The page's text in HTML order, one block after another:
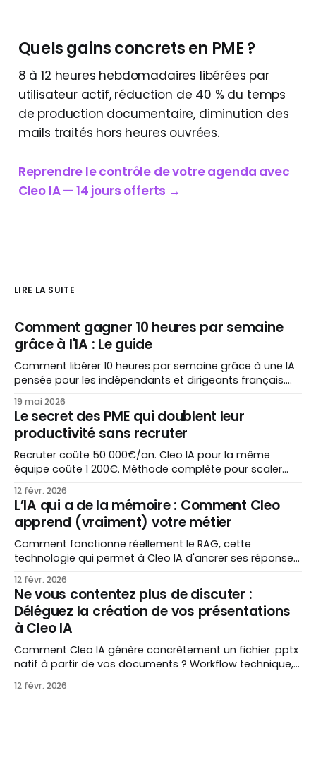
Quels gains concrets en PME ?
8 à 12 heures hebdomadaires libérées par
utilisateur actif, réduction de 40 % du temps
de production documentaire, diminution des
mails traités hors heures ouvrées.
Reprendre le contrôle de votre agenda avec
Cleo IA — 14 jours offerts →
LIRE LA SUITE
Comment gagner 10 heures par semaine
grâce à l'IA : Le guide
Comment libérer 10 heures par semaine grâce à une IA
pensée pour les indépendants et dirigeants français.
Gmail/Outlook/Drive, mythes démontés et FAQ
complète.
19 mai 2026
Le secret des PME qui doublent leur
productivité sans recruter
Recruter coûte 50 000€/an. Cleo IA pour la même
équipe coûte 1 200€. Méthode complète pour scaler
votre PME sans embauche : erreurs classiques, ROI
détaillé, cas concrets et 4 étapes.
12 févr. 2026
L’IA qui a de la mémoire : Comment Cleo
apprend (vraiment) votre métier
Comment fonctionne réellement le RAG, cette
technologie qui permet à Cleo IA d'ancrer ses réponses
dans vos propres documents ? Explications
pédagogiques, comparaison avec le fine-tuning, cas
d'usage par métier et garanties de sécurité pour les
indépendants et patrons français.
12 févr. 2026
Ne vous contentez plus de discuter :
Déléguez la création de vos présentations
à Cleo IA
Comment Cleo IA génère concrètement un fichier .pptx
natif à partir de vos documents ? Workflow technique,
comparatif face à Gamma et Beautiful.ai, cinq types
de présentations et limites assumées.
12 févr. 2026